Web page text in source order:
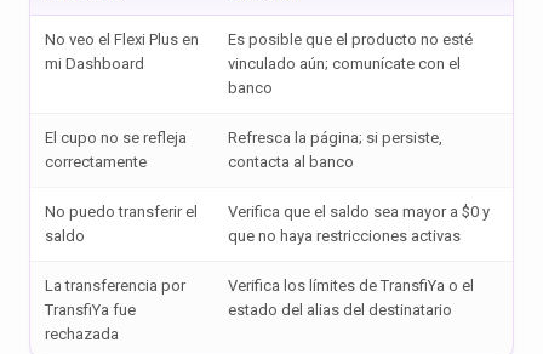
No veo el Flexi Plus en
mi Dashboard
Es posible que el producto no esté
vinculado aún; comunícate con el
banco
El cupo no se refleja
correctamente
Refresca la página; si persiste,
contacta al banco
No puedo transferir el
saldo
Verifica que el saldo sea mayor a $0 y
que no haya restricciones activas
La transferencia por
TransfiYa fue
rechazada
Verifica los límites de TransfiYa o el
estado del alias del destinatario